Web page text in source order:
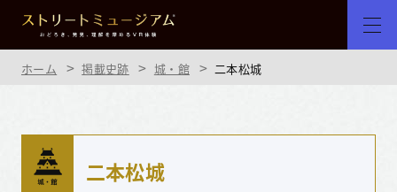
ホーム 掲載史跡 城・館 二本松城
二本松城